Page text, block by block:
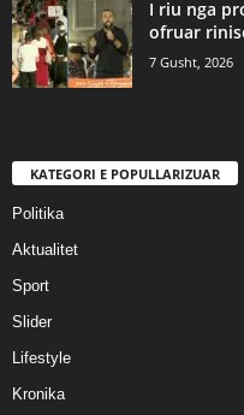
I riu nga
ofruar
7 Gusht, 2026
KATEGORI E POPULLARIZUAR
Politika
Aktualitet
Sport
Slider
Lifestyle
Kronika